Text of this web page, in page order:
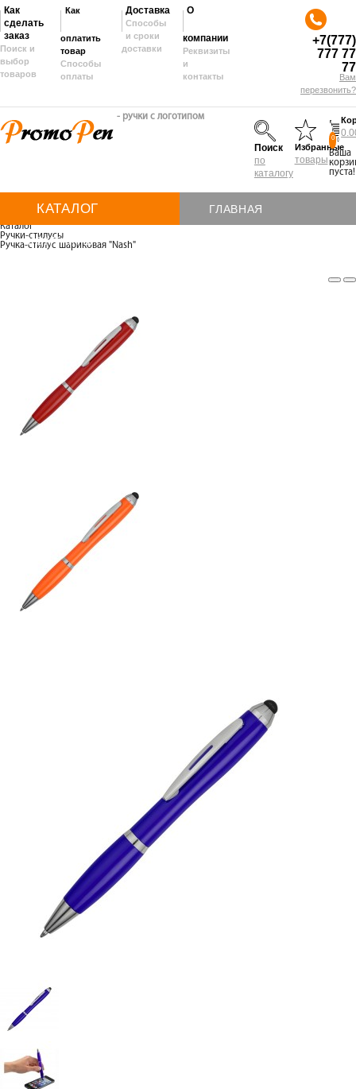
Как
сделать
заказ
Поиск и
выбор
товаров
Как
оплатить
товар
Способы
оплаты
Доставка
Способы
и сроки
доставки
О
компании
Реквизиты
и
контакты
+7(777)
777 77
77
Вам
перезвонить?
- ручки с логотипом
Поиск
по
каталогу
Избранные
товары
0
Ваша
пуста!
КАТАЛОГ ГЛАВНАЯ
КОНТАКТЫ
Каталог
Ручки-стилусы
Ручка-стилус шариковая "Nash"